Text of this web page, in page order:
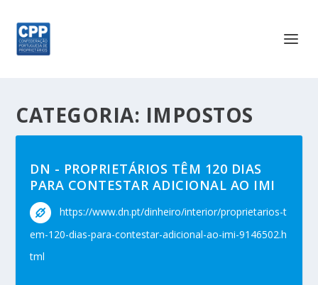
CATEGORIA: IMPOSTOS
DN - PROPRIETÁRIOS TÊM 120 DIAS
PARA CONTESTAR ADICIONAL AO IMI
https://www.dn.pt/dinheiro/interior/proprietarios-t
em-120-dias-para-contestar-adicional-ao-imi-9146502.h
tml